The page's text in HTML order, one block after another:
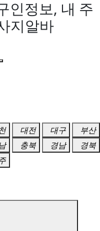
인정보, 내 주
지알바
대전 대구
부산
충북 경남
경북